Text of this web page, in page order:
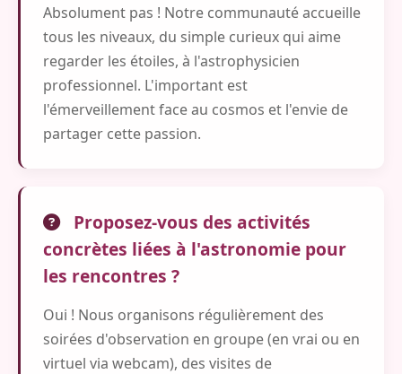
Absolument pas ! Notre communauté accueille
tous les niveaux, du simple curieux qui aime
regarder les étoiles, à l'astrophysicien
professionnel. L'important est
l'émerveillement face au cosmos et l'envie de
partager cette passion.
Proposez-vous des activités
concrètes liées à l'astronomie pour
les rencontres ?
Oui ! Nous organisons régulièrement des
soirées d'observation en groupe (en vrai ou en
virtuel via webcam), des visites de